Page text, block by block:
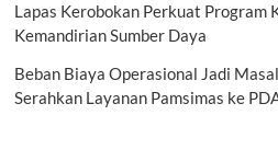
Lapas Kerobokan Perkuat Program
Kemandirian Sumber Daya
Beban Biaya Operasional Jadi
Serahkan Layanan Pamsimas ke